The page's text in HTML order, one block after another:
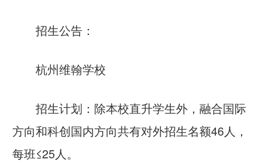
招生公告：
杭州维翰学校
招生计划：除本校直升学生外，融合国际
方向和科创国内方向共有对外招生名额46人，
每班≤25人。